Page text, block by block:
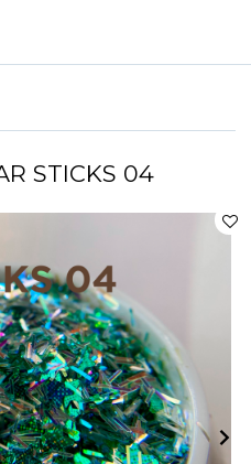
STICKS 04